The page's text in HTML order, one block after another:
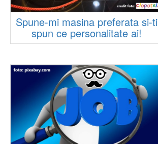
Spune-mi masina preferata si-ti
spun ce personalitate ai!